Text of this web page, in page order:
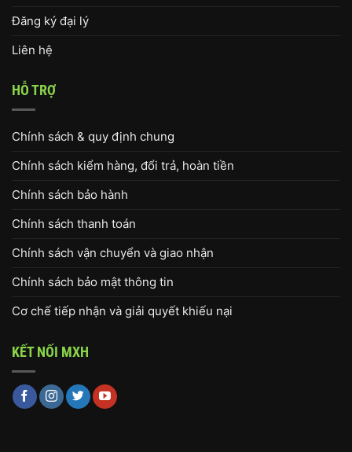
Đăng ký đại lý
Liên hệ
HỖ TRỢ
Chính sách & quy định chung
Chính sách kiểm hàng, đổi trả, hoàn tiền
Chính sách bảo hành
Chính sách thanh toán
Chính sách vận chuyển và giao nhận
Chính sách bảo mật thông tin
Cơ chế tiếp nhận và giải quyết khiếu nại
KẾT NỐI MXH